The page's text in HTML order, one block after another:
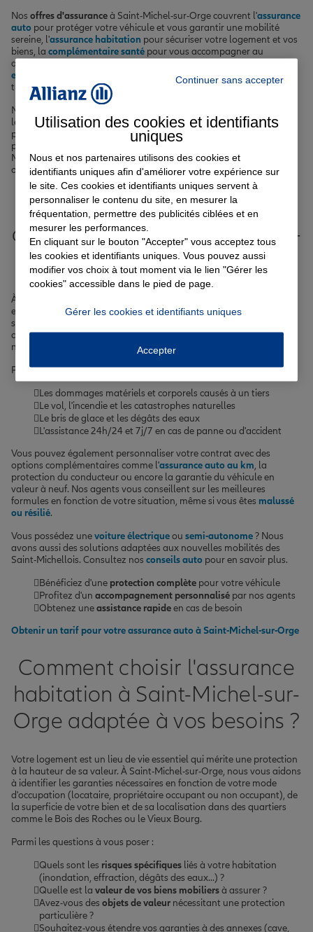
Nos offres d'assuranceà Saint-Michel-sur-Orge couvrent l'assurance
auto pour protéger votre véhicule et vous garantir une mobilité
sereine, l'assurance habitation pour sécuriser votre logement et vos
biens, la complémentaire santé pour vous accompagner au
quotidien et préserver votre capital santé, ainsi que l'
emprunteur
pour concrétiser vos projets immobiliers en toute
tranquillité.
Nos agents expérimentés sont à votre écoute pour vous guider vers
les garanties les plus pertinentes en fonction de votre situation
personnelle et de votre budget. Faites confiance à notre expertise
pour vous protéger efficacement face aux aléas de la vie à Saint-
Michel-sur-Orge et ses environs comme Sainte-Geneviève-des-Bois
ou Morsang-sur-Orge.
Votre assurance auto, moto
ou scooter à Saint-Michel-sur-
Orge
À Saint-Michel-sur-Orge, nous savons que votre
essentielle au quotidien. C'est pourquoi nous vous proposons des
solutions d'
circuliez occasionnellement ou régulièrement, en solo ou en famille,
nous adaptons nos garanties à votre profil de conducteur.
Parmi les risques couverts par nos assurances véhicules :
Les dommages matériels et corporels causés à un tiers
Le vol, l'incendie et les catastrophes naturelles
Le bris de glace et les dégâts des eaux
L'assistance 24h/24 et 7j/7 en cas de panne ou d'accident
Vous pouvez également personnaliser votre contrat avec des
options complémentaires comme l'assurance auto au km, la
protection du conducteur ou encore la garantie du véhicule en
valeur à neuf. Nos agents vous conseillent sur les meilleures
formules en fonction de votre situation, même si vous êtes malussé
ou résilié.
Vous possédez unevoiture électriqueou semi-autonome? Nous
avons aussi des solutions adaptées aux nouvelles mobilités des
Saint-Michellois. Consultez nos conseils auto pour en savoir plus.
Bénéficiez d'une protection complète pour votre véhicule
Profitez d'un accompagnement personnalisé par nos agents
Obtenez uneassistance rapideen cas de besoin
Obtenir un tarif pour votre assurance auto à Saint-Michel-sur-Orge
Comment choisir l'assurance
habitation à Saint-Michel-sur-
Orge adaptée à vos besoins ?
Votre logement est un lieu de vie essentiel qui mérite une protection
à la hauteur de sa valeur. À Saint-Michel-sur-Orge, nous vous aidons
à identifier les garanties nécessaires en fonction de votre mode
d'occupation (locataire, propriétaire occupant ou non occupant), de
la superficie de votre bien et de sa localisation dans des quartiers
comme le Bois des Roches ou le Vieux Bourg.
Parmi les questions à vous poser :
Quels sont les risques spécifiques liés à votre habitation
(inondation, effraction, dégâts des eaux...) ?
Quelle est la valeur de vos biens mobiliersà assurer ?
Avez-vous des objets de valeur nécessitant une protection
particulière ?
Souhaitez-vous étendre vos garanties à des annexes (cave,
Continuer sans accepter
Utilisation des cookies et identifiants
uniques
Nous et nos partenaires utilisons des cookies et
identifiants uniques afin d'améliorer votre expérience sur
le site. Ces cookies et identifiants uniques servent à
personnaliser le contenu du site, en mesurer la
fréquentation, permettre des publicités ciblées et en
mesurer les performances.
En cliquant sur le bouton "Accepter" vous acceptez tous
les cookies et identifiants uniques. Vous pouvez aussi
modifier vos choix à tout moment via le lien "Gérer les
cookies" accessible dans le pied de page.
Gérer les cookies et identifiants uniques
Accepter